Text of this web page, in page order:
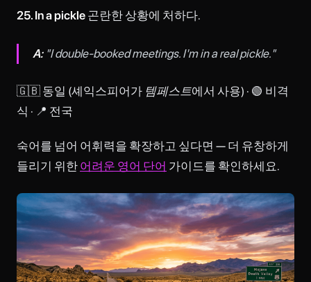
25. In a pickle 곤란한 상황에 처하다.
A:"I double-booked meetings. I'm in a real pickle."
🇬🇧 동일 (셰익스피어가 템페스트에서 사용) · 🟢 비격
식 · 📍 전국
숙어를 넘어 어휘력을 확장하고 싶다면 — 더 유창하게
들리기 위한 어려운 영어 단어 가이드를 확인하세요.